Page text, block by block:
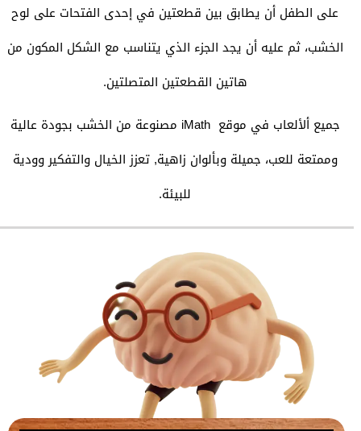
على الطفل أن يطابق بين قطعتين في إحدى الفتحات على لوح
الخشب، ثم عليه أن يجد الجزء الذي يتناسب مع الشكل المكون من
هاتين القطعتين المتصلتين.
جميع ألألعاب في موقع iMath مصنوعة من الخشب بجودة عالية
وممتعة للعب، جميلة وبألوان زاهية, تعزز الخيال والتفكير وودية
للبيئة.